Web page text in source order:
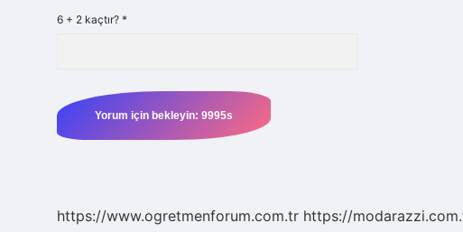
6 + 2 kaçtır? *
https://www.ogretmenforum.com.tr https://